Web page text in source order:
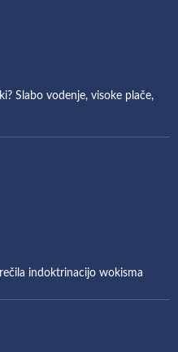
Slabo vodenje, visoke plače,
indoktrinacijo wokisma